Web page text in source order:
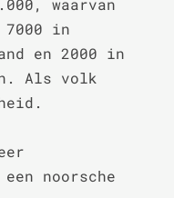
waarvan
7000 in
en 2000 in
Als volk
noorsche